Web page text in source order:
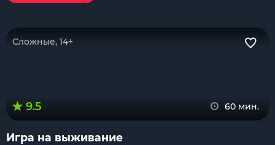
Сложные, 14+
9.5 60 мин.
Игра на выживание